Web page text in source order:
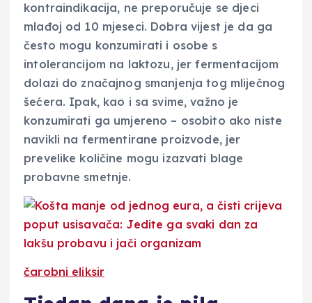
kontraindikacija, ne preporučuje se djeci
mlađoj od 10 mjeseci. Dobra vijest je da ga
često mogu konzumirati i osobe s
intolerancijom na laktozu, jer fermentacijom
dolazi do značajnog smanjenja tog mliječnog
šećera. Ipak, kao i sa svime, važno je
konzumirati ga umjereno – osobito ako niste
navikli na fermentirane proizvode, jer
prevelike količine mogu izazvati blage
probavne smetnje.
čarobni eliksir